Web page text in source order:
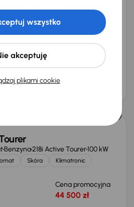
Tourer
Active Tourer 85 kW
Klimatronic
Cena promocyjna
Benzyna218i Active Tourer100 kW
Skóra
Klimatronic
Cena promocyjna
44 500 zł
plikami cookie
akceptuję
wszystko